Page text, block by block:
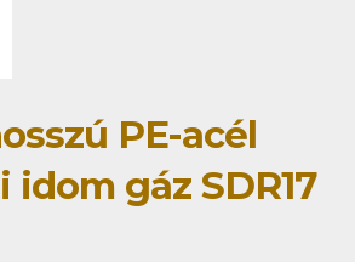
PE-acél
gáz SDR17